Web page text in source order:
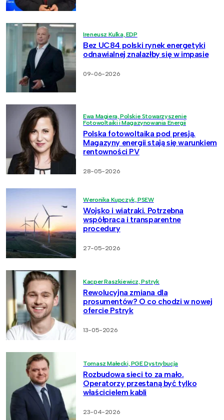
Ireneusz Kulka, EDP
Bez UC84 polski rynek energetyki
odnawialnej znalazłby się w impasie
09-06-2026
Ewa Magiera, Polskie Stowarzyszenie
Fotowoltaiki i Magazynowania Energii
Polska fotowoltaika pod presją.
Magazyny energii stają się warunkiem
rentowności PV
28-05-2026
Weronika Kupczyk, PSEW
Wojsko i wiatraki. Potrzebna
współpraca i transparentne
procedury
27-05-2026
Kacper Raszkiewicz, Pstryk
Rewolucyjna zmiana dla
prosumentów? O co chodzi w nowej
ofercie Pstryk
13-05-2026
Tomasz Małecki, PGE Dystrybucja
Rozbudowa sieci to za mało.
Operatorzy przestaną być tylko
właścicielem kabli
23-04-2026